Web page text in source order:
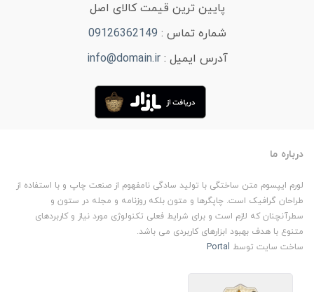
پایین ترین قیمت کالای اصل
شماره تماس : 09126362149
آدرس ایمیل :info@domain.ir
درباره ما
لورم ایپسوم متن ساختگی با تولید سادگی نامفهوم از صنعت چاپ و با استفاده از
طراحان گرافیک است. چاپگرها و متون بلکه روزنامه و مجله در ستون و
سطرآنچنان که لازم است و برای شرایط فعلی تکنولوژی مورد نیاز و کاربردهای
متنوع با هدف بهبود ابزارهای کاربردی می باشد.
ساخت سایت توسط Portal